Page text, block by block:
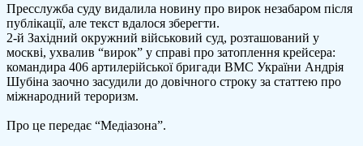
що
Пресслужба суду видалила новину про вирок незабаром після
публікації, але текст вдалося зберегти.
2-й Західний окружний військовий суд, розташований у
москві, ухвалив “вирок” у справі про затоплення крейсера:
командира 406 артилерійської бригади ВМС України Андрія
Шубіна заочно засудили до довічного строку за статтею про
міжнародний тероризм.
Про це передає “Медіазона”.